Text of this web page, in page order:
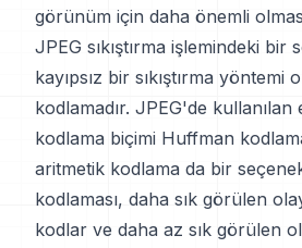
görünüm için daha önemli
JPEG sıkıştırma işlemindeki bir
kayıpsız bir sıkıştırma yöntemi
kodlamadır. JPEG'de kullanılan
kodlama biçimi Huffman
aritmetik kodlama da bir
kodlaması, daha sık görülen
kodlar ve daha az sık görülen